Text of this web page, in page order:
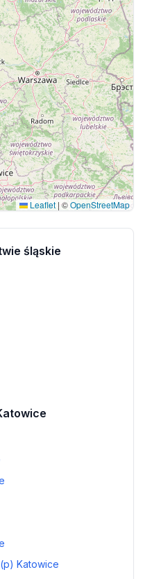
Leaflet | ©OpenStreetMap
śląskie
Katowice